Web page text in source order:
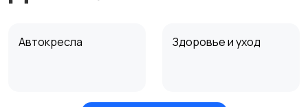
Автокресла Здоровье и уход